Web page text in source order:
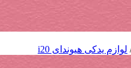
لوازم یدکی هیوندای i20